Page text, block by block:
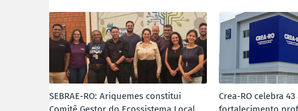
SEBRAE-RO: Ariquemes constitui
Crea-RO celebra